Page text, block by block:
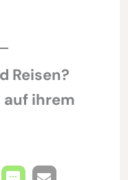
Reisen?
ihrem